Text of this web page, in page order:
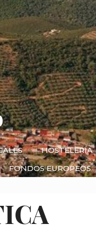
HOSTELERÍA
FONDOS EUROPEOS